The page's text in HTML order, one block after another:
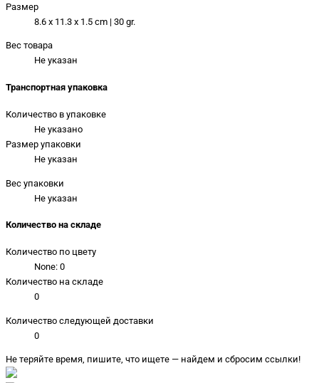
Размер
8.6 x 11.3 x 1.5 cm | 30 gr.
Вес товара
Не указан
Транспортная упаковка
Количество в упаковке
Не указано
Размер упаковки
Не указан
Вес упаковки
Не указан
Количество на складе
Количество по цвету
None: 0
Количество на складе
0
Количество следующей доставки
0
Не теряйте время, пишите, что ищете — найдем и сбросим ссылки!